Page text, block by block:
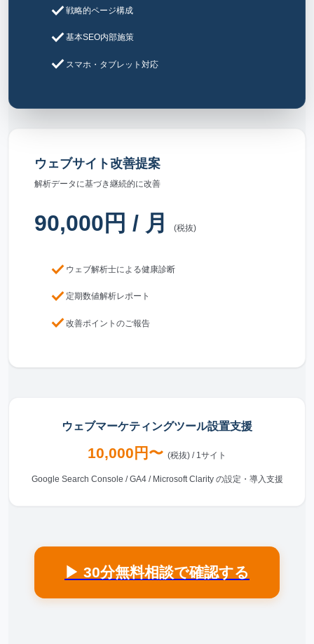
check戦略的ページ構成
check基本SEO内部施策
check スマホ・タブレット対応
ウェブサイト改善提案
解析データに基づき継続的に改善
90,000円 / 月 (税抜)
check ウェブ解析士による健康診断
check 定期数値解析レポート
check改善ポイントのご報告
ウェブマーケティングツール設置支援
10,000円〜 (税抜) / 1サイト
Google Search Console / GA4 / Microsoft Clarity の設定・導入支援
▶ 30分無料相談で確認する